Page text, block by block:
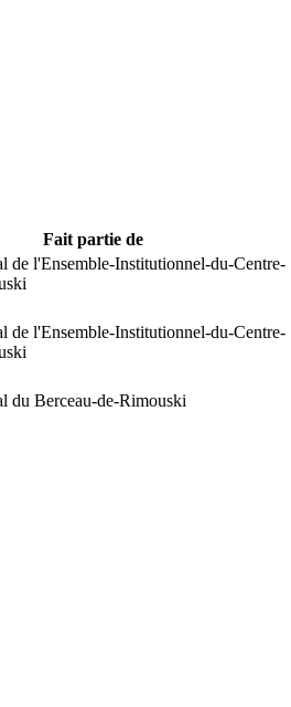
Fait partie de
de l'Ensemble-Institutionnel-du-Centre-
de l'Ensemble-Institutionnel-du-Centre-
du Berceau-de-Rimouski